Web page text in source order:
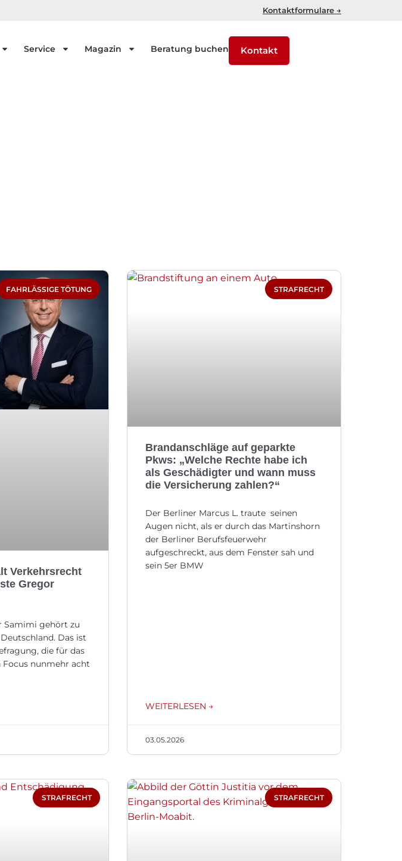
Kontaktformulare →
Service Magazin Beratung buchen Kontakt
FAHRLÄSSIGE TÖTUNG
Verkehrsrecht
Gregor
Samimi gehört zu
Das ist
die für das
nunmehr acht
STRAFRECHT
Brandanschläge auf geparkte
Pkws: „Welche Rechte habe ich
als Geschädigter und wann muss
die Versicherung zahlen?“
Der Berliner Marcus L. traute seinen
Augen nicht, als er durch das Martinshorn
der Berliner Berufsfeuerwehr
aufgeschreckt, aus dem Fenster sah und
sein 5er BMW
WEITERLESEN →
03.05.2026
STRAFRECHT STRAFRECHT
SeiteSeiteSeite